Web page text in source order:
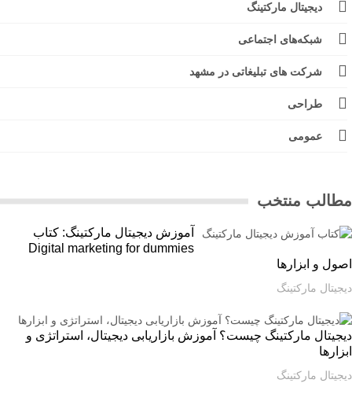
دیجیتال مارکتینگ
شبکه‌های اجتماعی
شرکت های تبلیغاتی در مشهد
طراحی
عمومی
منتخب
آموزش دیجیتال مارکتینگ: کتاب
Digital marketing for dummies
و ابزارها
مارکتینگ
مارکتینگ چیست؟ آموزش بازاریابی دیجیتال، استراتژی و
مارکتینگ